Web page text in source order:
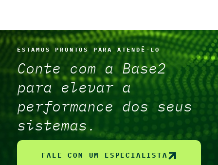
ESTAMOS PRONTOS PARA ATENDÊ-LO
Conte com a Base2
para elevar a
performance dos seus
sistemas.
FALE COM UM ESPECIALISTA